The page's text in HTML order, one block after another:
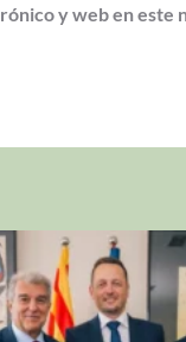
y web en este